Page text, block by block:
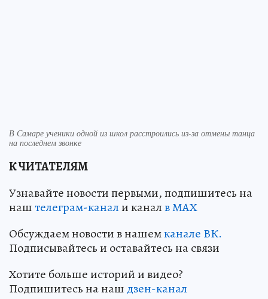
В Самаре ученики одной из школ расстроились из-за отмены танца
на последнем звонке
К ЧИТАТЕЛЯМ
Узнавайте новости первыми, подпишитесь на
наштелеграм-канали каналв МАХ
Обсуждаем новости в нашемканале ВК.
Подписывайтесь и оставайтесь на связи
Хотите больше историй и видео?
Подпишитесь на наш дзен-канал